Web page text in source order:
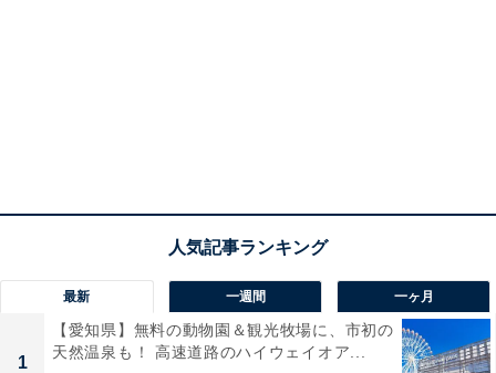
最新 一週間 一ヶ月
1
【愛知県】無料の動物園＆観光牧場に、市初の
天然温泉も！ 高速道路のハイウェイオア...